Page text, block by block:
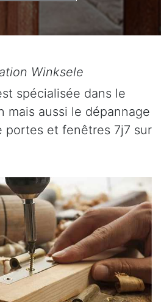
Winksele
spécialisée dans le
mais aussi le dépannage
portes et fenêtres 7j7 sur